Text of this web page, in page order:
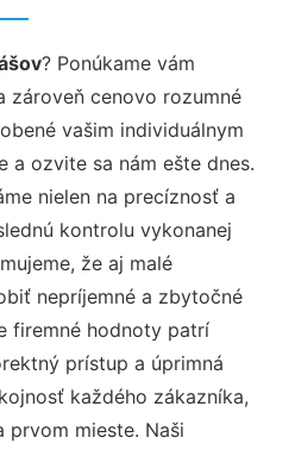
? Ponúkame vám
zároveň cenovo rozumné
vašim individuálnym
a ozvite sa nám ešte dnes.
nielen na precíznosť a
kontrolu vykonanej
že aj malé
nepríjemné a zbytočné
firemné hodnoty patrí
prístup a úprimná
každého zákazníka,
prvom mieste. Naši